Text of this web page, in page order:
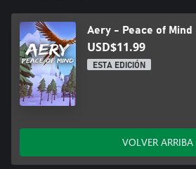
Aery - Peace of Mind
USD$11.99
ESTA EDICIÓN
VOLVER ARRIBA